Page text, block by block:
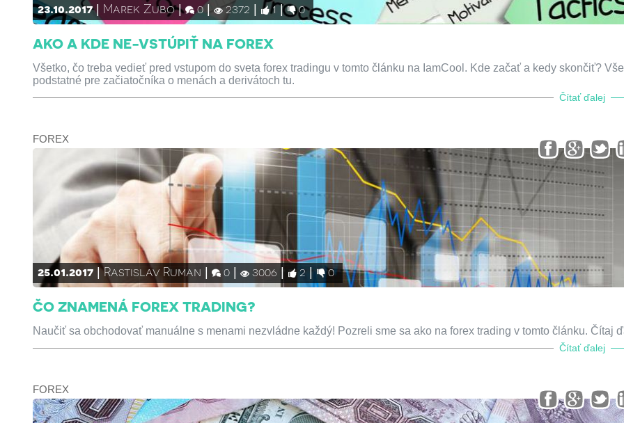
23.10.2017 Marek Zubo 0 2372 1 0
AKO A KDE NE-VSTÚPIŤ NA FOREX
Všetko, čo treba vedieť pred vstupom do sveta forex tradingu v tomto článku na IamCool. Kde začať a kedy skončiť?
podstatné pre začiatočníka o menách a derivátoch tu.
Čítať ďalej
FOREX
25.01.2017 Rastislav Ruman 0 3006 2 0
ČO ZNAMENÁ FOREX TRADING?
Naučiť sa obchodovať manuálne s menami nezvládne každý! Pozreli sme sa ako na forex trading v tomto článku. Čítaj
Čítať ďalej
FOREX